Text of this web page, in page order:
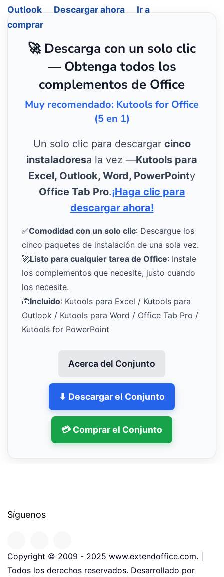
Outlook
Descargar ahora
Ir a
comprar
🚀 Descarga con un solo clic
— Obtenga todos los
complementos de Office
Muy recomendado: Kutools for Office
(5 en 1)
Un solo clic para descargar cinco
instaladoresa la vez —Kutools para
Excel, Outlook, Word, PowerPointy
Office Tab Pro.¡Haga clic para
descargar ahora!
✅Comodidad con un solo clic: Descargue los
cinco paquetes de instalación de una sola vez.
🚀Listo para cualquier tarea de Office: Instale
los complementos que necesite, justo cuando
los necesite.
🧰Incluido: Kutools para Excel / Kutools para
Outlook / Kutools para Word / Office Tab Pro /
Kutools for PowerPoint
Acerca del Conjunto
⬇ Descargar el Conjunto
💳 Comprar el Conjunto
Síguenos
Copyright © 2009 - 2025 www.extendoffice.com. |
Todos los derechos reservados. Desarrollado por